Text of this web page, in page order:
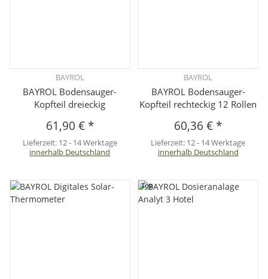
BAYROL
BAYROL Bodensauger-
Kopfteil dreieckig
61,90 € *
Lieferzeit: 12 - 14 Werktage
innerhalb Deutschland
BAYROL
BAYROL Bodensauger-
Kopfteil rechteckig 12 Rollen
60,36 € *
Lieferzeit: 12 - 14 Werktage
innerhalb Deutschland
Top